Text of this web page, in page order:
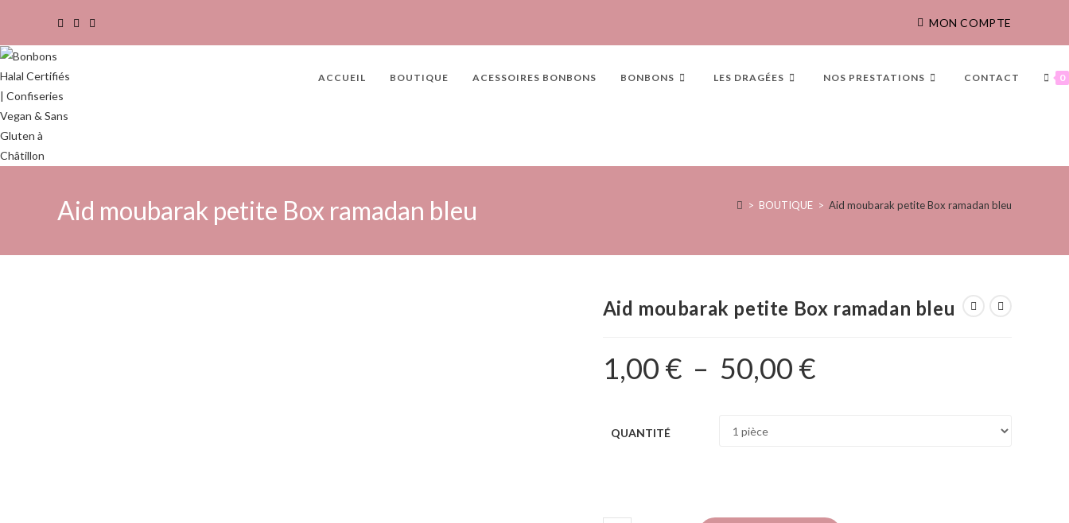
MON COMPTE
ACCUEIL BOUTIQUE ACESSOIRES BONBONS BONBONS LES DRAGÉES NOS PRESTATIONS CONTACT 0
Aid moubarak petite Box ramadan bleu > BOUTIQUE > Aid moubarak petite Box ramadan bleu
Aid moubarak petite Box ramadan bleu
1,00 € – 50,00 €
QUANTITÉ